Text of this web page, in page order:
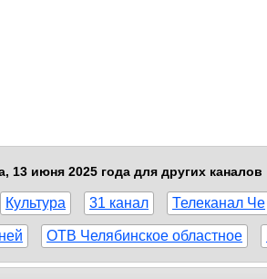
13 июня 2025 года для других каналов
Культура 31 канал Телеканал Че
ОТВ Челябинское областное